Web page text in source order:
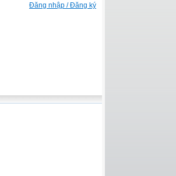
Đăng nhập / Đăng ký